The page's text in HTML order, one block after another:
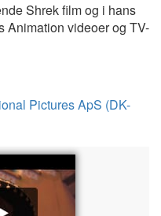
Shrek film og i hans
Animation videoer og TV-
Pictures ApS (DK-